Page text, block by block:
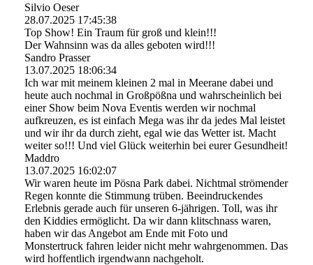
Silvio Oeser
28.07.2025 17:45:38
Top Show! Ein Traum für groß und klein!!!
Der Wahnsinn was da alles geboten wird!!!
Sandro Prasser
13.07.2025 18:06:34
Ich war mit meinem kleinen 2 mal in Meerane dabei und
heute auch nochmal in Großpößna und wahrscheinlich bei
einer Show beim Nova Eventis werden wir nochmal
aufkreuzen, es ist einfach Mega was ihr da jedes Mal leistet
und wir ihr da durch zieht, egal wie das Wetter ist. Macht
weiter so!!! Und viel Glück weiterhin bei eurer Gesundheit!
Maddro
13.07.2025 16:02:07
Wir waren heute im Pösna Park dabei. Nichtmal strömender
Regen konnte die Stimmung trüben. Beeindruckendes
Erlebnis gerade auch für unseren 6-jährigen. Toll, was ihr
den Kiddies ermöglicht. Da wir dann klitschnass waren,
haben wir das Angebot am Ende mit Foto und
Monstertruck fahren leider nicht mehr wahrgenommen. Das
wird hoffentlich irgendwann nachgeholt.